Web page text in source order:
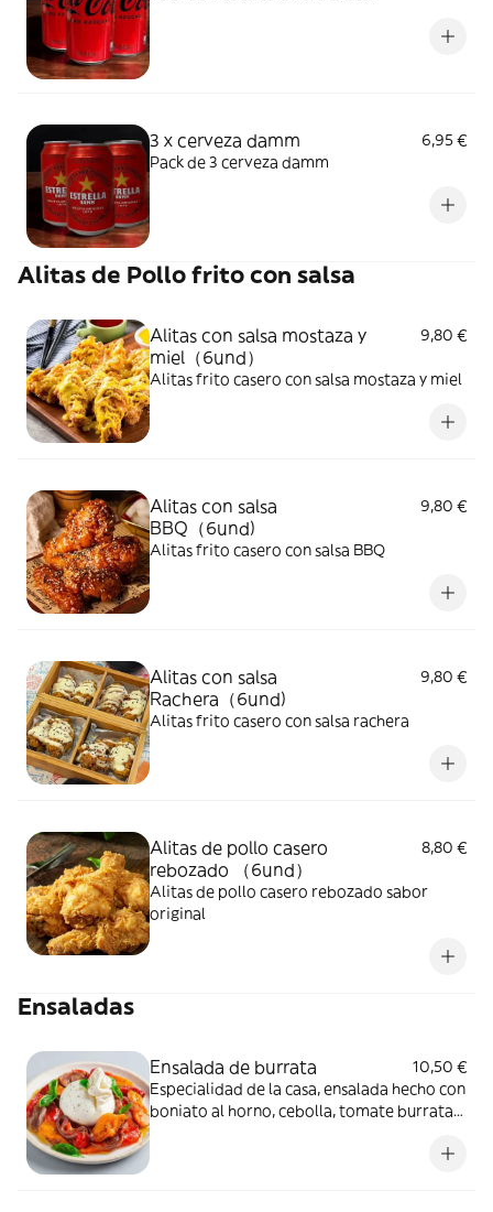
3 x cerveza damm
6,95 €
Pack de 3 cerveza damm
Alitas de Pollo frito con salsa
Alitas con salsa mostaza y
miel（6und）
9,80 €
Alitas frito casero con salsa mostaza y miel
Alitas con salsa
BBQ（6und)
9,80 €
Alitas frito casero con salsa BBQ
Alitas con salsa
Rachera（6und)
9,80 €
Alitas frito casero con salsa rachera
Alitas de pollo casero
rebozado （6und）
8,80 €
Alitas de pollo casero rebozado sabor
original
Ensaladas
Ensalada de burrata
10,50 €
Especialidad de la casa, ensalada hecho con
boniato al horno, cebolla, tomate burrata